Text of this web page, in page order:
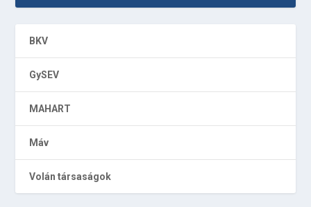
BKV
GySEV
MAHART
Máv
Volán társaságok